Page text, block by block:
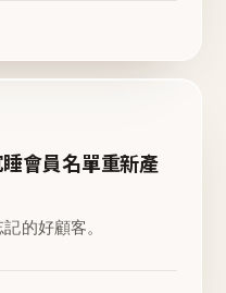
會員名單重新產
的好顧客。